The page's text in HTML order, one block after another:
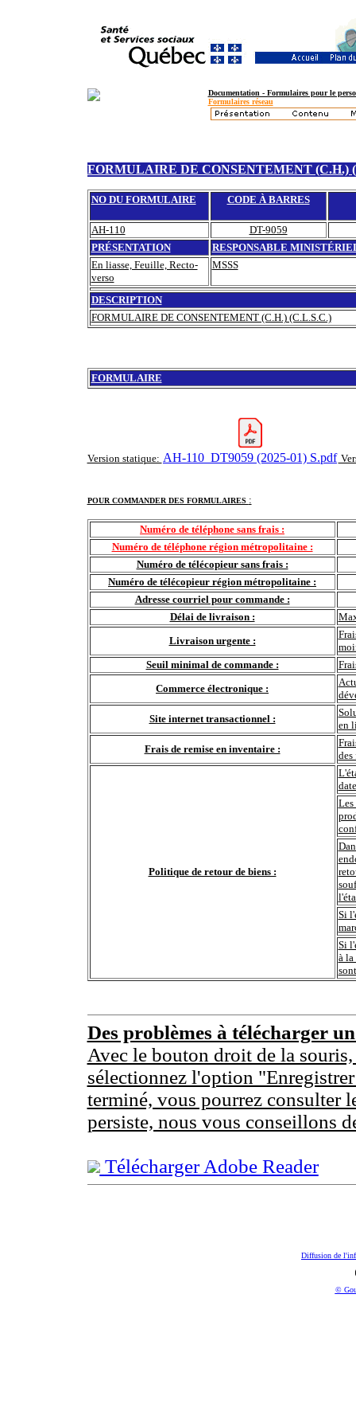
Documentation - Formulaires pour le
Formulaires réseau
FORMULAIRE DE CONSENTEMENT (C.H.)
NO DU FORMULAIRE CODE À BARRES
AH-110
DT-9059
PRÉSENTATION
RESPONSABLE
En liasse, Feuille, Recto-
verso
MSSS
DESCRIPTION
FORMULAIRE DE CONSENTEMENT (C.H.) (C.L.S.C.)
FORMULAIRE
Version statique: AH-110_DT9059 (2025-01) S.pdf
POUR COMMANDER DES FORMULAIRES :
Numéro de téléphone sans frais :
Numéro de téléphone région métropolitaine :
Numéro de télécopieur sans frais :
Numéro de télécopieur région métropolitaine :
Adresse courriel pour commande :
Délai de livraison :
Livraison urgente :
Seuil minimal de commande :
Commerce électronique :
Site internet transactionnel :
en
Frais de remise en inventaire :
des
Politique de retour de biens :
Les
Si
Si
à la
Des problèmes à télécharger
Avec le bouton droit de la
sélectionnez l'option
terminé, vous pourrez consulter
persiste, nous vous conseillons
Télécharger Adobe Reader
Diffusion de
©